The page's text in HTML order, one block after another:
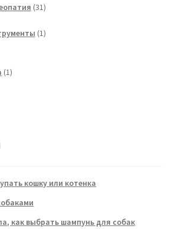
товаров
3131
11
11
кошку или котенка
как выбрать шампунь для собак